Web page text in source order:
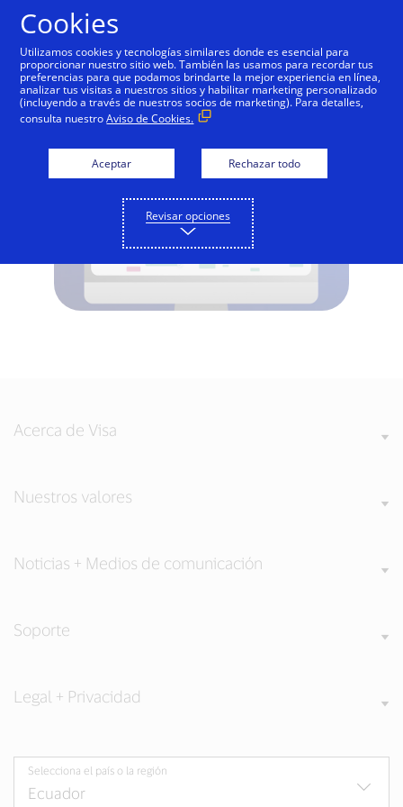
¿Qué es EMV 3-D Secure?
Acerca de Visa
Nuestros valores
Noticias + Medios de comunicación
Soporte
Legal + Privacidad
Selecciona el país o la región
Cookies
Utilizamos cookies y tecnologías similares donde es esencial para
proporcionar nuestro sitio web. También las usamos para recordar tus
preferencias para que podamos brindarte la mejor experiencia en línea,
analizar tus visitas a nuestros sitios y habilitar marketing personalizado
(incluyendo a través de nuestros socios de marketing). Para detalles,
consulta nuestroAviso de Cookies.
Aceptar Rechazar todo
Revisar opciones